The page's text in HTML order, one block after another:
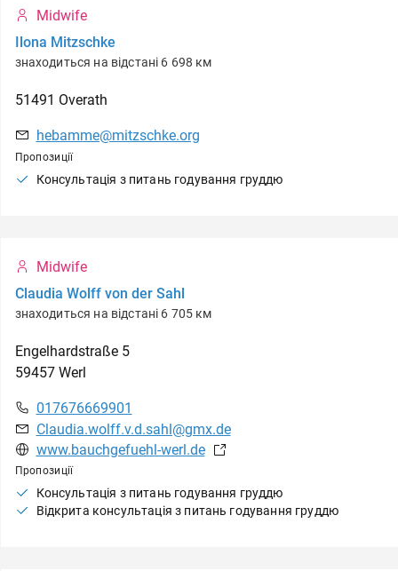
Midwife
Ilona Mitzschke
знаходиться на відстані 6 698 км
51491 Overath
hebamme@mitzschke.org
Пропозиції
Консультація з питань годування груддю
Midwife
Claudia Wolff von der Sahl
знаходиться на відстані 6 705 км
Engelhardstraße 5
59457 Werl
017676669901
Claudia.wolff.v.d.sahl@gmx.de
www.bauchgefuehl-werl.de
Пропозиції
Консультація з питань годування груддю
Відкрита консультація з питань годування груддю